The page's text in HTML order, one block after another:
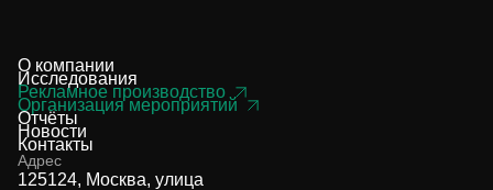
О компании
Исследования
Рекламное производство
Организация мероприятий
Отчёты
Новости
Контакты
Адрес
125124, Москва, улица